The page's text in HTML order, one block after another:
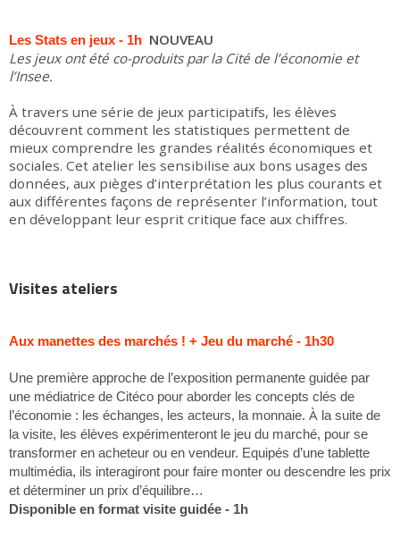
Les Stats en jeux - 1h NOUVEAU
Les jeux ont été co-produits par la Cité de l’économie et
l’Insee.
À travers une série de jeux participatifs, les élèves
découvrent comment les statistiques permettent de
mieux comprendre les grandes réalités économiques et
sociales. Cet atelier les sensibilise aux bons usages des
données, aux pièges d’interprétation les plus courants et
aux différentes façons de représenter l’information, tout
en développant leur esprit critique face aux chiffres.
Visites ateliers
Aux manettes des marchés ! + Jeu du marché - 1h30
Une première approche de l’exposition permanente guidée par
une médiatrice de Citéco pour aborder les concepts clés de
l’économie : les échanges, les acteurs, la monnaie. À la suite de
la visite, les élèves expérimenteront le jeu du marché, pour se
transformer en acheteur ou en vendeur. Equipés d’une tablette
multimédia, ils interagiront pour faire monter ou descendre les prix
et déterminer un prix d’équilibre…
Disponible en format visite guidée - 1h